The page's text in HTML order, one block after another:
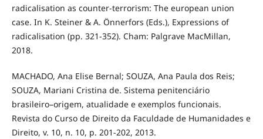
radicalisation as counter-terrorism: The european union
case. In K. Steiner & A. Önnerfors (Eds.), Expressions of
radicalisation (pp. 321-352). Cham: Palgrave MacMillan,
2018.
MACHADO, Ana Elise Bernal; SOUZA, Ana Paula dos Reis;
SOUZA, Mariani Cristina de. Sistema penitenciário
brasileiro–origem, atualidade e exemplos funcionais.
Revista do Curso de Direito da Faculdade de Humanidades e
Direito, v. 10, n. 10, p. 201-202, 2013.